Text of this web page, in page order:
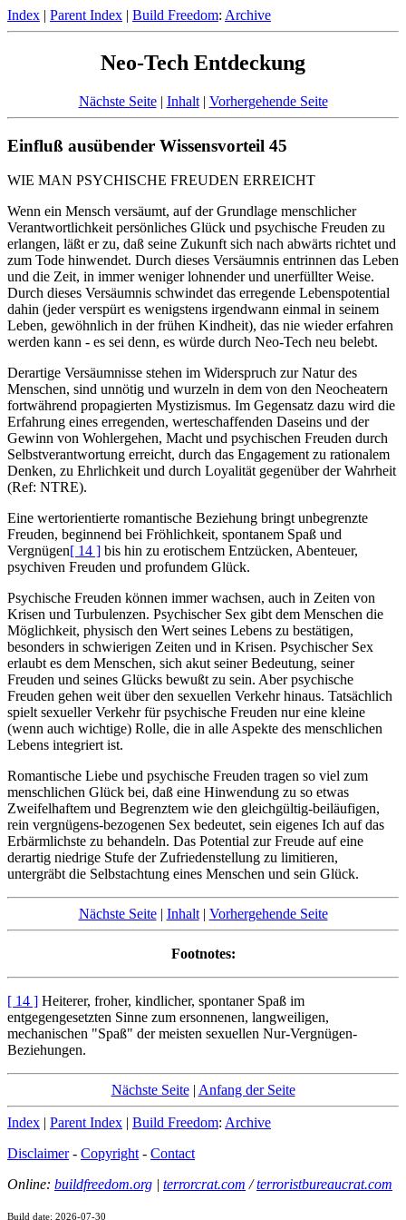
Index | Parent Index | Build Freedom: Archive
Neo-Tech Entdeckung
Nächste Seite| Inhalt| Vorhergehende Seite
Einfluß ausübender Wissensvorteil 45
WIE MAN PSYCHISCHE FREUDEN ERREICHT
Wenn ein Mensch versäumt, auf der Grundlage menschlicher
Verantwortlichkeit persönliches Glück und psychische Freuden zu
erlangen, läßt er zu, daß seine Zukunft sich nach abwärts richtet und
zum Tode hinwendet. Durch dieses Versäumnis entrinnen das Leben
und die Zeit, in immer weniger lohnender und unerfüllter Weise.
Durch dieses Versäumnis schwindet das erregende Lebenspotential
dahin (jeder verspürt es wenigstens irgendwann einmal in seinem
Leben, gewöhnlich in der frühen Kindheit), das nie wieder erfahren
werden kann - es sei denn, es würde durch Neo-Tech neu belebt.
Derartige Versäumnisse stehen im Widerspruch zur Natur des
Menschen, sind unnötig und wurzeln in dem von den Neocheatern
fortwährend propagierten Mystizismus. Im Gegensatz dazu wird die
Erfahrung eines erregenden, werteschaffenden Daseins und der
Gewinn von Wohlergehen, Macht und psychischen Freuden durch
Selbstverantwortung erreicht, durch das Engagement zu rationalem
Denken, zu Ehrlichkeit und durch Loyalität gegenüber der Wahrheit
(Ref: NTRE).
Eine wertorientierte romantische Beziehung bringt unbegrenzte
Freuden, beginnend bei Fröhlichkeit, spontanem Spaß und
Vergnügen[ 14 ] bis hin zu erotischem Entzücken, Abenteuer,
psychiven Freuden und profundem Glück.
Psychische Freuden können immer wachsen, auch in Zeiten von
Krisen und Turbulenzen. Psychischer Sex gibt dem Menschen die
Möglichkeit, physisch den Wert seines Lebens zu bestätigen,
besonders in schwierigen Zeiten und in Krisen. Psychischer Sex
erlaubt es dem Menschen, sich akut seiner Bedeutung, seiner
Freuden und seines Glücks bewußt zu sein. Aber psychische
Freuden gehen weit über den sexuellen Verkehr hinaus. Tatsächlich
spielt sexueller Verkehr für psychische Freuden nur eine kleine
(wenn auch wichtige) Rolle, die in alle Aspekte des menschlichen
Lebens integriert ist.
Romantische Liebe und psychische Freuden tragen so viel zum
menschlichen Glück bei, daß eine Hinwendung zu so etwas
Zweifelhaftem und Begrenztem wie den gleichgültig-beiläufigen,
rein vergnügens-bezogenen Sex bedeutet, sein eigenes Ich auf das
Erbärmlichste zu behandeln. Das Potential zur Freude auf eine
derartig niedrige Stufe der Zufriedenstellung zu limitieren,
untergräbt die Selbstachtung eines Menschen und sein Glück.
Nächste Seite| Inhalt| Vorhergehende Seite
Footnotes:
[ 14 ] Heiterer, froher, kindlicher, spontaner Spaß im
entgegengesetzten Sinne zum ersonnenen, langweiligen,
mechanischen "Spaß" der meisten sexuellen Nur-Vergnügen-
Beziehungen.
Nächste Seite| Anfang der Seite
Index | Parent Index | Build Freedom: Archive
Disclaimer- Copyright - Contact
Online: buildfreedom.org | terrorcrat.com /terroristbureaucrat.com
Build date: 2026-07-30